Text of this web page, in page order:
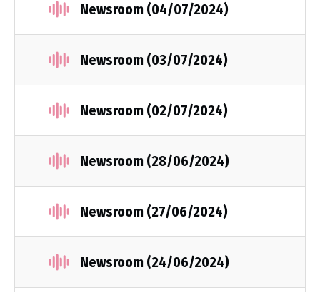
Newsroom (04/07/2024)
Newsroom (03/07/2024)
Newsroom (02/07/2024)
Newsroom (28/06/2024)
Newsroom (27/06/2024)
Newsroom (24/06/2024)